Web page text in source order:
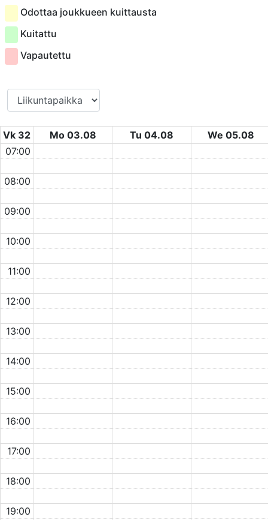
Odottaa joukkueen kuittausta
Kuitattu
Vapautettu
Vk 32 Mo 03.08 Tu 04.08
We 05.08
07:00
08:00
09:00
10:00
11:00
12:00
13:00
14:00
15:00
16:00
17:00
18:00
19:00